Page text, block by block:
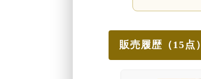
販売履歴（15点）